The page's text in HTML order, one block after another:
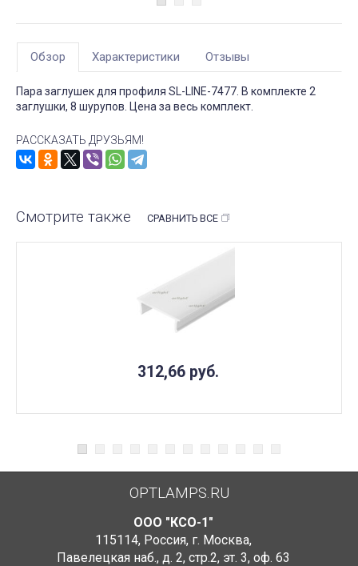
Обзор Характеристики Отзывы
Пара заглушек для профиля SL-LINE-7477. В комплекте 2
заглушки, 8 шурупов. Цена за весь комплект.
РАССКАЗАТЬ ДРУЗЬЯМ!
Смотрите также СРАВНИТЬ ВСЕ
312,66 руб.
OPTLAMPS.RU
ООО "КСО-1"
115114, Россия, г. Москва,
Павелецкая наб., д. 2, стр.2, эт. 3, оф. 63